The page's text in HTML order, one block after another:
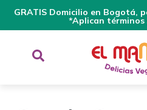
GRATIS Domicilio en Bogotá,
*Aplican términos